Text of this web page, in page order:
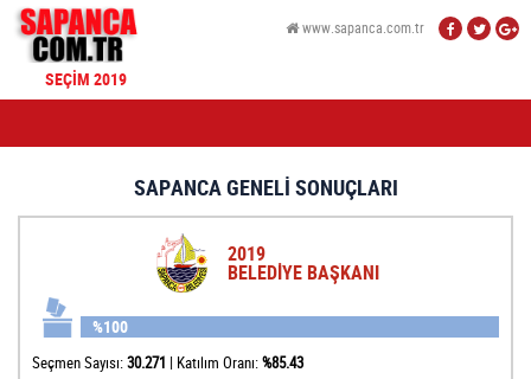
SEÇİM 2019
www.sapanca.com.tr
SAPANCA GENELİ SONUÇLARI
2019
BELEDİYE BAŞKANI
%100
Seçmen Sayısı:30.271 | Katılım Oranı:%85.43